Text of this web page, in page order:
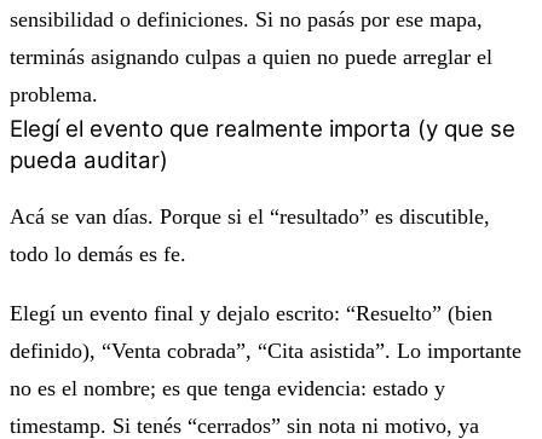
sensibilidad o definiciones. Si no pasás por ese mapa,
terminás asignando culpas a quien no puede arreglar el
problema.
Elegí el evento que realmente importa (y que se
pueda auditar)
Acá se van días. Porque si el “resultado” es discutible,
todo lo demás es fe.
Elegí un evento final y dejalo escrito: “Resuelto” (bien
definido), “Venta cobrada”, “Cita asistida”. Lo importante
no es el nombre; es que tenga evidencia: estado y
timestamp. Si tenés “cerrados” sin nota ni motivo, ya